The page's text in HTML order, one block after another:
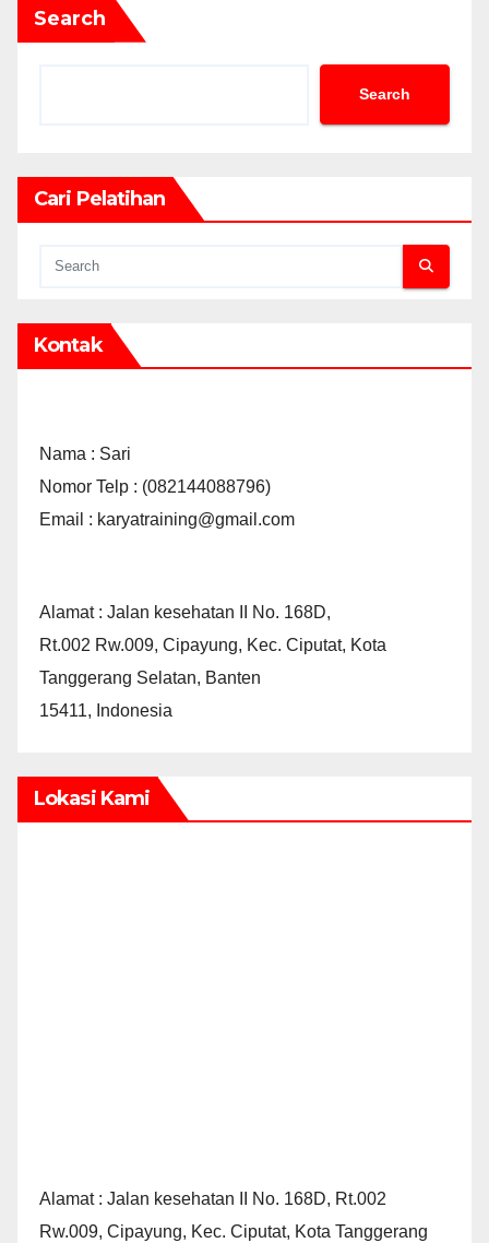
Search
Search
Cari Pelatihan
Kontak
Nama : Sari
Nomor Telp : (082144088796)
Email : karyatraining@gmail.com
Alamat : Jalan kesehatan II No. 168D,
Rt.002 Rw.009, Cipayung, Kec. Ciputat, Kota
Tanggerang Selatan, Banten
15411, Indonesia
Lokasi Kami
Alamat : Jalan kesehatan II No. 168D, Rt.002
Rw.009, Cipayung, Kec. Ciputat, Kota Tanggerang